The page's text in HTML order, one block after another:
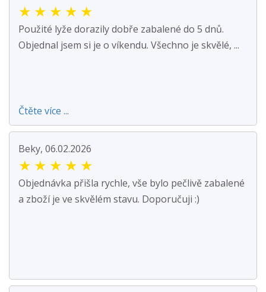
★ ★ ★ ★ ★
Použité lyže dorazily dobře zabalené do 5 dnů.
Objednal jsem si je o víkendu. Všechno je skvělé, ...
Čtěte více ...
Beky, 06.02.2026
★ ★ ★ ★ ★
Objednávka přišla rychle, vše bylo pečlivě zabalené
a zboží je ve skvělém stavu. Doporučuji :)